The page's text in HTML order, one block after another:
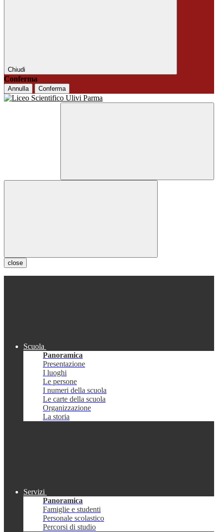
Chiudi
Conferma
Annulla Conferma
close
Scuola
Panoramica
Presentazione
I luoghi
Le persone
I numeri della scuola
Le carte della scuola
Organizzazione
La storia
Servizi
Panoramica
Famiglie e studenti
Personale scolastico
Percorsi di studio